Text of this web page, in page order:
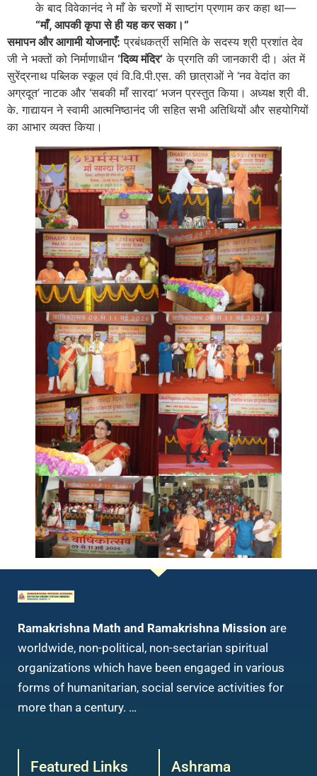
के बाद विवेकानंद ने माँ के चरणों में साष्टांग प्रणाम कर कहा था—
“माँ, आपकी कृपा से ही यह कर सका।“
समापन और आगामी योजनाएँ: प्रबंधकर्त्री समिति के सदस्य श्री प्रशांत देव
जी ने भक्तों को निर्माणाधीन ‘दिव्य मंदिर‘ के प्रगति की जानकारी दी। अंत में
सुरेंद्रनाथ पब्लिक स्कूल एवं वि.वि.पी.एस. की छात्राओं ने ‘नव वेदांत का
अग्रदूत’ नाटक और ‘सबकी माँ सारदा’ भजन प्रस्तुत किया। अध्यक्ष श्री वी.
के. गाद्यायन ने स्वामी आत्मनिष्ठानंद जी सहित सभी अतिथियों और सहयोगियों
का आभार व्यक्त किया।
Ramakrishna Math and Ramakrishna Mission are
worldwide, non-political, non-sectarian spiritual
organizations which have been engaged in various
forms of humanitarian, social service activities for
more than a century. …
Featured Links Ashrama